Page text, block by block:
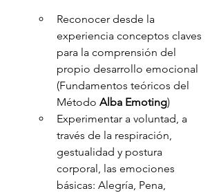
Reconocer desde la
experiencia conceptos claves
para la comprensión del
propio desarrollo emocional
(Fundamentos teóricos del
Método Alba Emoting)
Experimentar a voluntad, a
través de la respiración,
gestualidad y postura
corporal, las emociones
básicas: Alegría, Pena,